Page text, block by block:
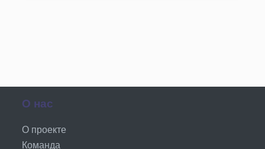
О нас
О проекте
Команда